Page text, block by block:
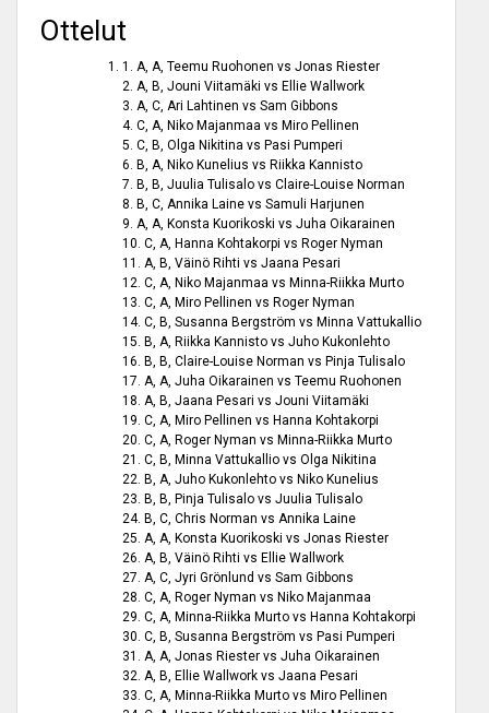
Ottelut
1. A, A, Teemu Ruohonen vs Jonas Riester
2. A, B, Jouni Viitamäki vs Ellie Wallwork
3. A, C, Ari Lahtinen vs Sam Gibbons
4. C, A, Niko Majanmaa vs Miro Pellinen
5. C, B, Olga Nikitina vs Pasi Pumperi
6. B, A, Niko Kunelius vs Riikka Kannisto
7. B, B, Juulia Tulisalo vs Claire-Louise Norman
8. B, C, Annika Laine vs Samuli Harjunen
9. A, A, Konsta Kuorikoski vs Juha Oikarainen
10. C, A, Hanna Kohtakorpi vs Roger Nyman
11. A, B, Väinö Rihti vs Jaana Pesari
12. C, A, Niko Majanmaa vs Minna-Riikka Murto
13. C, A, Miro Pellinen vs Roger Nyman
14. C, B, Susanna Bergström vs Minna Vattukallio
15. B, A, Riikka Kannisto vs Juho Kukonlehto
16. B, B, Claire-Louise Norman vs Pinja Tulisalo
17. A, A, Juha Oikarainen vs Teemu Ruohonen
18. A, B, Jaana Pesari vs Jouni Viitamäki
19. C, A, Miro Pellinen vs Hanna Kohtakorpi
20. C, A, Roger Nyman vs Minna-Riikka Murto
21. C, B, Minna Vattukallio vs Olga Nikitina
22. B, A, Juho Kukonlehto vs Niko Kunelius
23. B, B, Pinja Tulisalo vs Juulia Tulisalo
24. B, C, Chris Norman vs Annika Laine
25. A, A, Konsta Kuorikoski vs Jonas Riester
26. A, B, Väinö Rihti vs Ellie Wallwork
27. A, C, Jyri Grönlund vs Sam Gibbons
28. C, A, Roger Nyman vs Niko Majanmaa
29. C, A, Minna-Riikka Murto vs Hanna Kohtakorpi
30. C, B, Susanna Bergström vs Pasi Pumperi
31. A, A, Jonas Riester vs Juha Oikarainen
32. A, B, Ellie Wallwork vs Jaana Pesari
33. C, A, Minna-Riikka Murto vs Miro Pellinen